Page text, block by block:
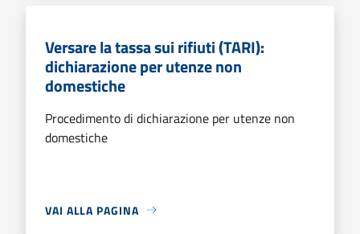
Versare la tassa sui rifiuti (TARI):
dichiarazione per utenze non
domestiche
Procedimento di dichiarazione per utenze non
domestiche
VAI ALLA PAGINA